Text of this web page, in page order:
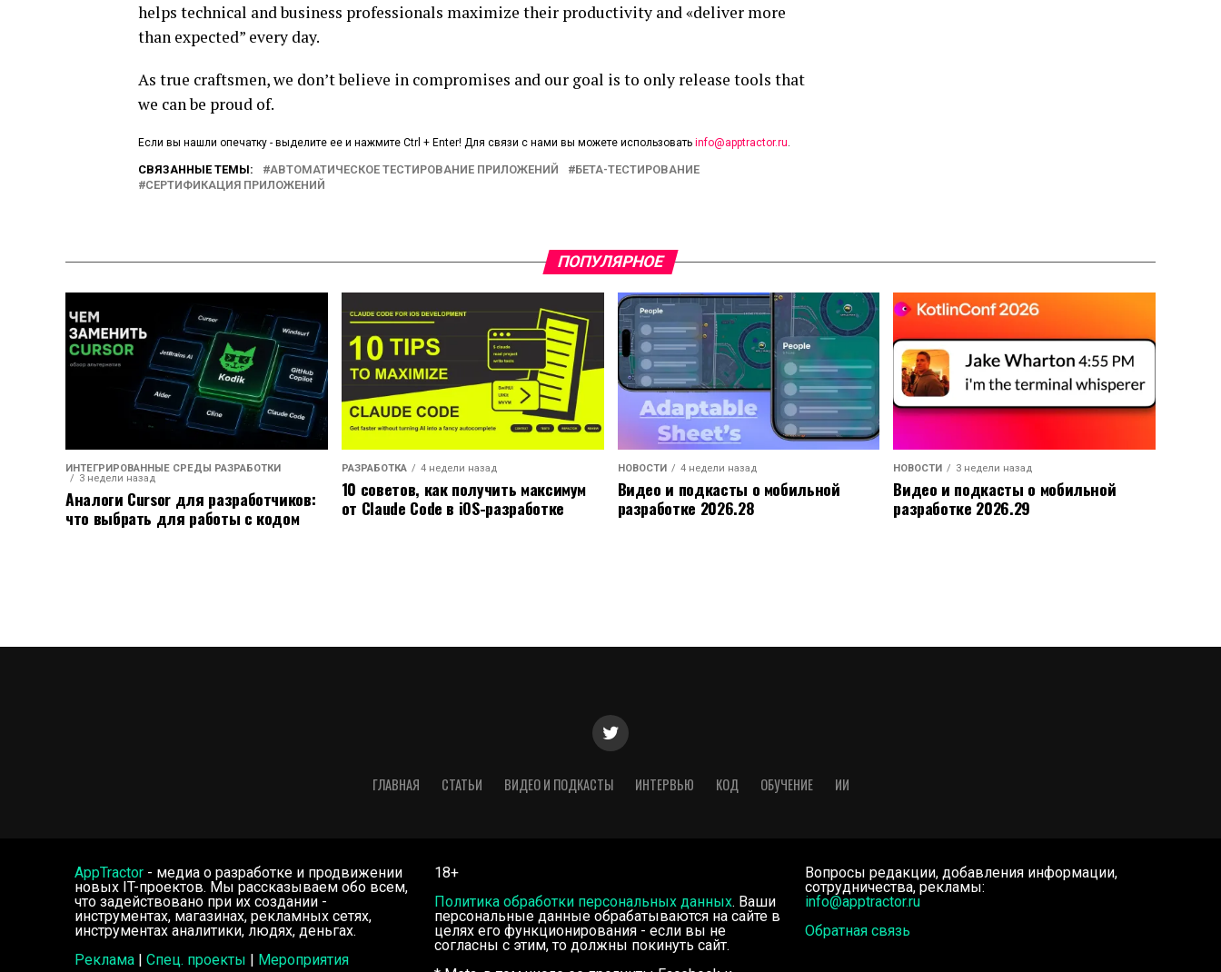
helps technical and business professionals maximize their productivity and «deliver more
than expected” every day.
As true craftsmen, we don’t believe in compromises and our goal is to only release tools that
we can be proud of.
Если вы нашли опечатку - выделите ее и нажмите Ctrl + Enter! Для связи с нами вы можете использовать info@apptractor.ru.
СВЯЗАННЫЕ ТЕМЫ: АВТОМАТИЧЕСКОЕ ТЕСТИРОВАНИЕ ПРИЛОЖЕНИЙ
БЕТА-ТЕСТИРОВАНИЕ
СЕРТИФИКАЦИЯ ПРИЛОЖЕНИЙ
ПОПУЛЯРНОЕ
ИНТЕГРИРОВАННЫЕ СРЕДЫ РАЗРАБОТКИ
3 недели назад
Аналоги Cursor для разработчиков:
что выбрать для работы с кодом
РАЗРАБОТКА 4 недели назад
10 советов, как получить максимум
от Claude Code в iOS-разработке
НОВОСТИ 4 недели назад
Видео и подкасты о мобильной
разработке 2026.28
НОВОСТИ 3 недели назад
Видео и подкасты о мобильной
разработке 2026.29
ГЛАВНАЯ СТАТЬИ ВИДЕО И ПОДКАСТЫ ИНТЕРВЬЮ КОД ОБУЧЕНИЕ ИИ
AppTractor - медиа о разработке и продвижении
новых IT-проектов. Мы рассказываем обо всем,
что задействовано при их создании -
инструментах, магазинах, рекламных сетях,
инструментах аналитики, людях, деньгах.
Реклама | Спец. проекты | Мероприятия
18+
Политика обработки персональных данных. Ваши
персональные данные обрабатываются на сайте в
целях его функционирования - если вы не
согласны с этим, то должны покинуть сайт.
Вопросы редакции, добавления информации,
сотрудничества, рекламы:
info@apptractor.ru
Обратная связь